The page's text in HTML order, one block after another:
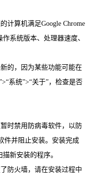
计算机满足Google Chrome
系统版本、处理器速度、
的，因为某些功能可能在
系统”>“关于”，检查是否
时禁用防病毒软件，以防
件并阻止安装。安装完成
新安装的程序。
防火墙，请在安装过程中